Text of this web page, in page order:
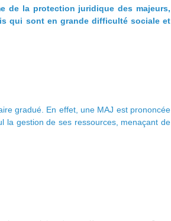
de la protection juridique des majeurs,
qui sont en grande difficulté sociale et
gradué. En effet, une MAJ est prononcée
la gestion de ses ressources, menaçant de